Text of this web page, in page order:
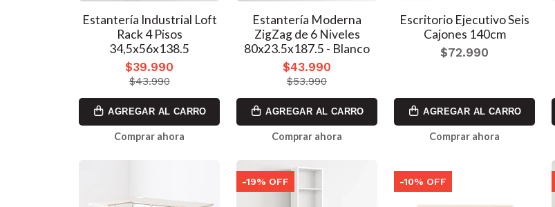
Estantería Industrial Loft
Rack 4 Pisos
34,5x56x138.5
$39.990
$43.990
AGREGAR AL CARRO
Comprar ahora
Estantería Moderna
ZigZag de 6 Niveles
80x23.5x187.5 - Blanco
$43.990
$53.990
AGREGAR AL CARRO
Comprar ahora
Escritorio Ejecutivo Seis
Cajones 140cm
$72.990
AGREGAR AL CARRO
Comprar ahora
-19% OFF -10% OFF